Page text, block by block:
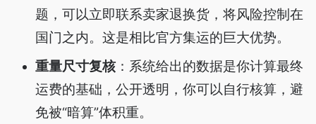
题，可以立即联系卖家退换货，将风险控制在
国门之内。这是相比官方集运的巨大优势。
重量尺寸复核：系统给出的数据是你计算最终
运费的基础，公开透明，你可以自行核算，避
免被“暗算”体积重。